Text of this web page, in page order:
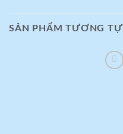
SẢN PHẨM TƯƠNG TỰ